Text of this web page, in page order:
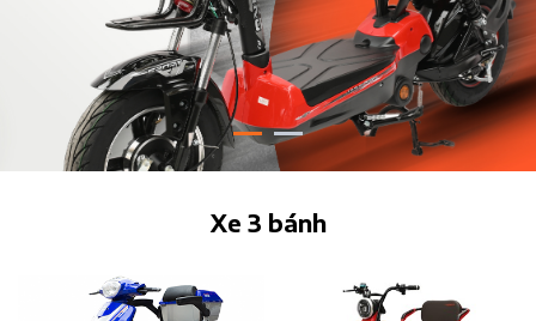
Xe 3 bánh